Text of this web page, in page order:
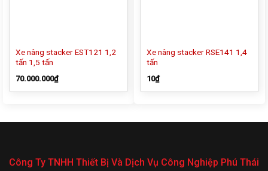
Xe nâng stacker EST121 1,2
tấn 1,5 tấn
70.000.000₫
Xe nâng stacker RSE141 1,4
tấn
10₫
Công Ty TNHH Thiết Bị Và Dịch Vụ Công Nghiệp Phú Thái